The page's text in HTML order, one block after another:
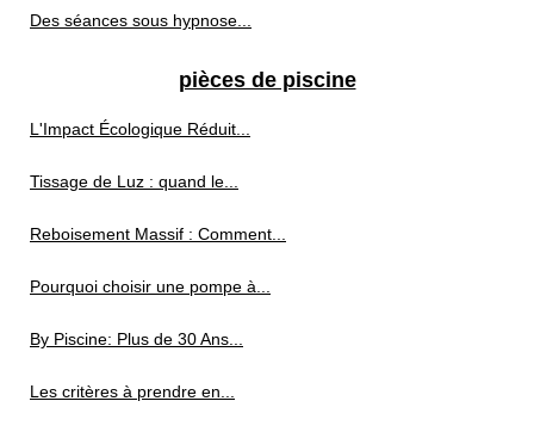
Des séances sous hypnose...
pièces de piscine
L'Impact Écologique Réduit...
Tissage de Luz : quand le...
Reboisement Massif : Comment...
Pourquoi choisir une pompe à...
By Piscine: Plus de 30 Ans...
Les critères à prendre en...